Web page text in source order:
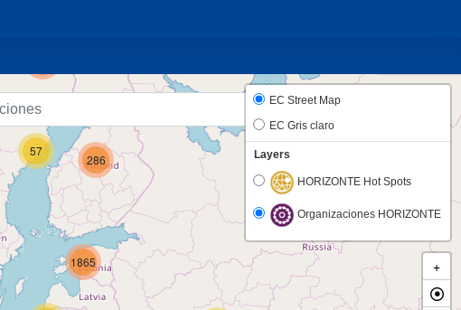
57
286
1865
EC Street Map
EC Gris claro
Layers
HORIZONTE Hot Spots
Organizaciones HORIZONTE
+